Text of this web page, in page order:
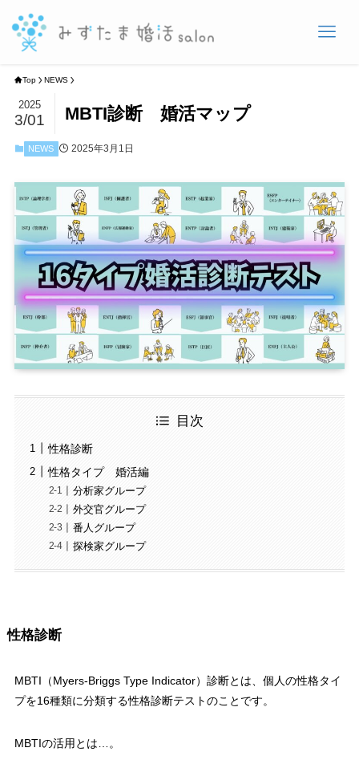
Top NEWS
MBTI診断 婚活マップ
2025
3/01
NEWS 2025年3月1日
目次
性格診断
性格タイプ 婚活編
分析家グループ
外交官グループ
番人グループ
探検家グループ
性格診断
MBTI（Myers-Briggs Type Indicator）診断とは、個人の性格タイ
プを16種類に分類する性格診断テストのことです。
MBTIの活用とは…。